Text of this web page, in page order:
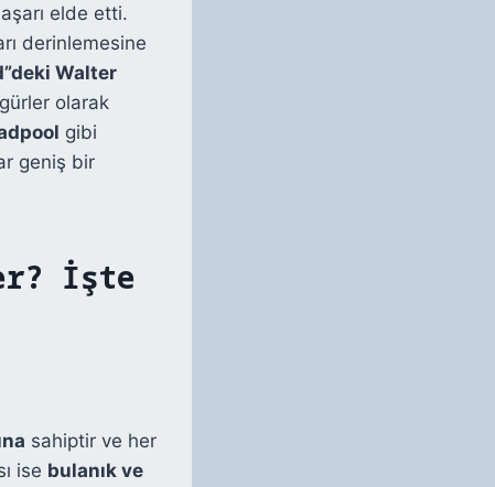
elde etti.
derinlemesine
Walter
olarak
gibi
geniş bir
İşte
sahiptir ve her
ise bulanık ve